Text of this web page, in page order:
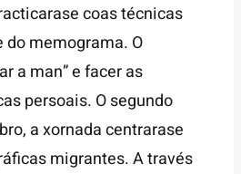
coas técnicas
do memograma. O
a man” e facer as
persoais. O segundo
a xornada centrarase
migrantes. A través